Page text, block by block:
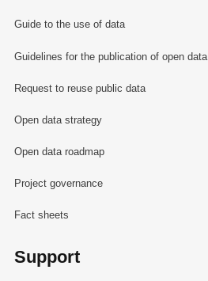
Guide to the use of data
Guidelines for the publication of open data
Request to reuse public data
Open data strategy
Open data roadmap
Project governance
Fact sheets
Support